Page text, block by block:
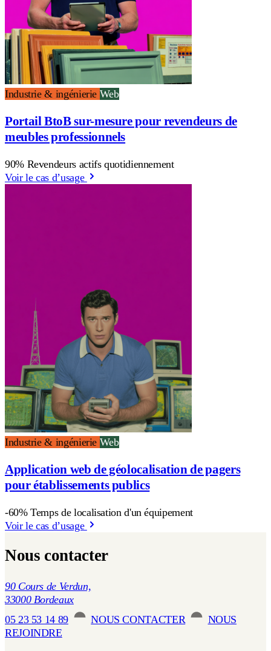
Industrie & ingénierie Web
Portail BtoB sur-mesure pour revendeurs de
meubles professionnels
90% Revendeurs actifs quotidiennement
Voir le cas d’usage
Industrie & ingénierie Web
Application web de géolocalisation de pagers
pour établissements publics
-60% Temps de localisation d'un équipement
Voir le cas d’usage
Nous contacter
90 Cours de Verdun,
33000 Bordeaux
05 23 53 14 89
NOUS CONTACTER
NOUS
REJOINDRE